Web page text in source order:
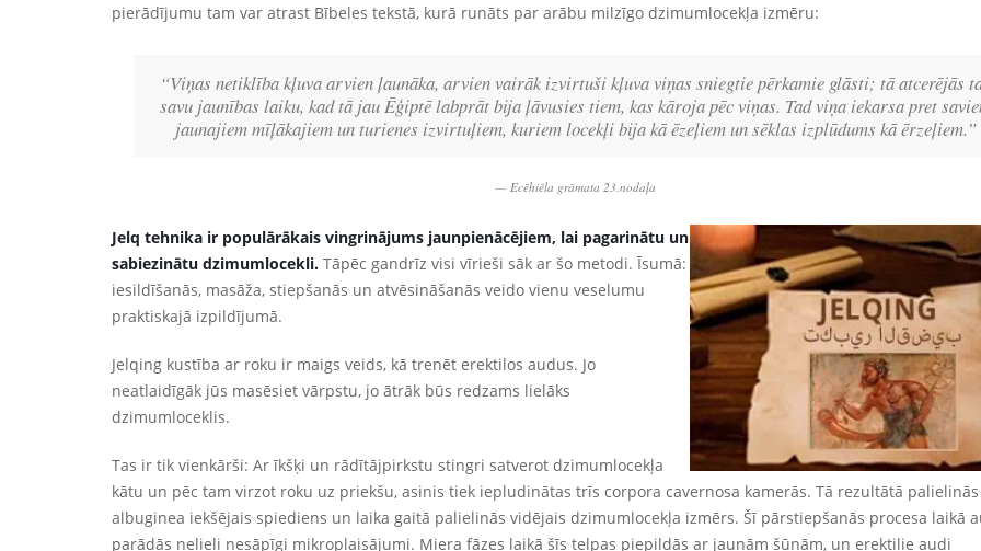
pierādījumu tam var atrast Bībeles tekstā, kurā runāts par arābu milzīgo dzimumlocekļa izmēru:
“Viņas netiklība kļuva arvien ļaunāka, arvien vairāk izvirtuši kļuva viņas sniegtie pērkamie glāsti; tā atcerējās
savu jaunības laiku, kad tā jau Ēģiptē labprāt bija ļāvusies tiem, kas kāroja pēc viņas. Tad viņa iekarsa pret
jaunajiem mīļākajiem un turienes izvirtuļiem, kuriem locekļi bija kā ēzeļiem un sēklas izplūdums kā ērzeļiem.”
Ecēhiēla grāmata 23.nodaļa
Jelq tehnika ir populārākais vingrinājums jaunpienācējiem, lai pagarinātu un
sabiezinātu dzimumlocekli. Tāpēc gandrīz visi vīrieši sāk ar šo metodi. Īsumā:
iesildīšanās, masāža, stiepšanās un atvēsināšanās veido vienu veselumu
praktiskajā izpildījumā.
Jelqing kustība ar roku ir maigs veids, kā trenēt erektilos audus. Jo
neatlaidīgāk jūs masēsiet vārpstu, jo ātrāk būs redzams lielāks
dzimumloceklis.
Tas ir tik vienkārši: Ar īkšķi un rādītājpirkstu stingri satverot dzimumlocekļa
kātu un pēc tam virzot roku uz priekšu, asinis tiek iepludinātas trīs corpora cavernosa kamerās. Tā rezultātā
albuginea iekšējais spiediens un laika gaitā palielinās vidējais dzimumlocekļa izmērs. Šī pārstiepšanās procesa laikā
parādās nelieli nesāpīgi mikroplaisājumi. Miera fāzes laikā šīs telpas piepildās ar jaunām šūnām, un erektilie audi